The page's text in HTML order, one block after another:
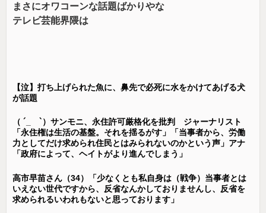
まさにオワコーンな話題ばかりやな
テレビ芸能界隈は
【泣】打ち上げられた魚に、鼻先で必死に水をかけてあげる犬
が話題
（ ´_ゝ`）サンモニ、永住許可厳格化を批判 ジャーナリスト
「永住権は生活の基盤。それを揺るがす」「当事者から、労働
力としてだけ求められ住民とはみられないのかという声」アナ
「政府によって、ヘイトがより進んでしまう」
高市早苗さん（34）「少なくとも私自身は（戦争）当事者とは
いえない世代ですから、反省なんかしておりませんし、反省を
求められるいわれもないと思っております」